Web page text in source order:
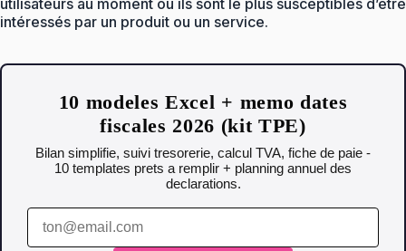
utilisateurs au moment où ils sont le plus susceptibles d’être
intéressés par un produit ou un service.
10 modeles Excel + memo dates
fiscales 2026 (kit TPE)
Bilan simplifie, suivi tresorerie, calcul TVA, fiche de paie -
10 templates prets a remplir + planning annuel des
declarations.